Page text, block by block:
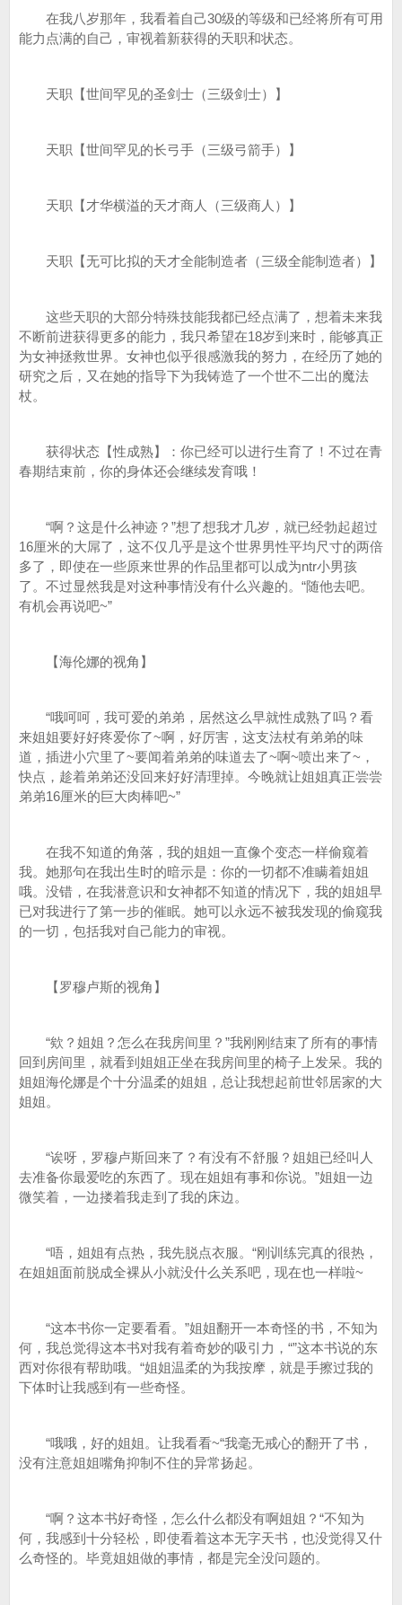
在我八岁那年，我看着自己30级的等级和已经将所有可用
能力点满的自己，审视着新获得的天职和状态。
天职【世间罕见的圣剑士（三级剑士）】
天职【世间罕见的长弓手（三级弓箭手）】
天职【才华横溢的天才商人（三级商人）】
天职【无可比拟的天才全能制造者（三级全能制造者）】
这些天职的大部分特殊技能我都已经点满了，想着未来我
不断前进获得更多的能力，我只希望在18岁到来时，能够真正
为女神拯救世界。女神也似乎很感激我的努力，在经历了她的
研究之后，又在她的指导下为我铸造了一个世不二出的魔法
杖。
获得状态【性成熟】：你已经可以进行生育了！不过在青
春期结束前，你的身体还会继续发育哦！
“啊？这是什么神迹？”想了想我才几岁，就已经勃起超过
16厘米的大屌了，这不仅几乎是这个世界男性平均尺寸的两倍
多了，即使在一些原来世界的作品里都可以成为ntr小男孩
了。不过显然我是对这种事情没有什么兴趣的。“随他去吧。
有机会再说吧~”
【海伦娜的视角】
“哦呵呵，我可爱的弟弟，居然这么早就性成熟了吗？看
来姐姐要好好疼爱你了~啊，好厉害，这支法杖有弟弟的味
道，插进小穴里了~要闻着弟弟的味道去了~啊~喷出来了~，
快点，趁着弟弟还没回来好好清理掉。今晚就让姐姐真正尝尝
弟弟16厘米的巨大肉棒吧~”
在我不知道的角落，我的姐姐一直像个变态一样偷窥着
我。她那句在我出生时的暗示是：你的一切都不准瞒着姐姐
哦。没错，在我潜意识和女神都不知道的情况下，我的姐姐早
已对我进行了第一步的催眠。她可以永远不被我发现的偷窥我
的一切，包括我对自己能力的审视。
【罗穆卢斯的视角】
“欸？姐姐？怎么在我房间里？”我刚刚结束了所有的事情
回到房间里，就看到姐姐正坐在我房间里的椅子上发呆。我的
姐姐海伦娜是个十分温柔的姐姐，总让我想起前世邻居家的大
姐姐。
“诶呀，罗穆卢斯回来了？有没有不舒服？姐姐已经叫人
去准备你最爱吃的东西了。现在姐姐有事和你说。”姐姐一边
微笑着，一边搂着我走到了我的床边。
“唔，姐姐有点热，我先脱点衣服。“刚训练完真的很热，
在姐姐面前脱成全裸从小就没什么关系吧，现在也一样啦~
“这本书你一定要看看。”姐姐翻开一本奇怪的书，不知为
何，我总觉得这本书对我有着奇妙的吸引力，“”这本书说的东
西对你很有帮助哦。“姐姐温柔的为我按摩，就是手擦过我的
下体时让我感到有一些奇怪。
“哦哦，好的姐姐。让我看看~“我毫无戒心的翻开了书，
没有注意姐姐嘴角抑制不住的异常扬起。
“啊？这本书好奇怪，怎么什么都没有啊姐姐？“不知为
何，我感到十分轻松，即使看着这本无字天书，也没觉得又什
么奇怪的。毕竟姐姐做的事情，都是完全没问题的。